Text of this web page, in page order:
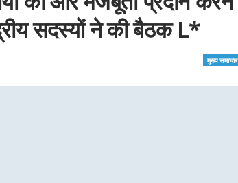
सदस्यों ने की बैठक L*
मुख्य समाचार